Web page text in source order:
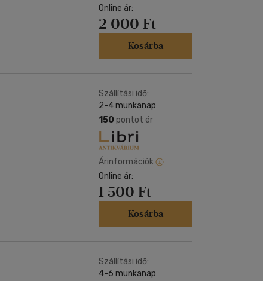
Online ár:
2 000 Ft
Kosárba
Szállítási idő:
2-4 munkanap
150 pontot ér
Árinformációk
Online ár:
1 500 Ft
Kosárba
Szállítási idő:
4-6 munkanap